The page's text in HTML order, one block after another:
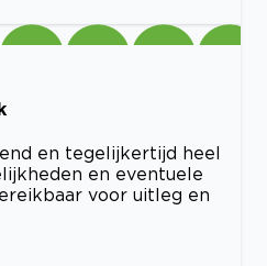
en tegelijkertijd heel
en eventuele
voor uitleg en